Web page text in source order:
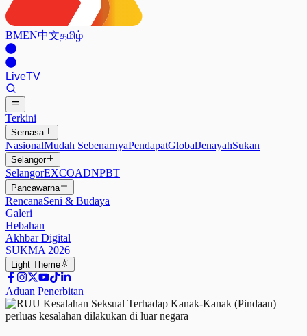
BMEN中文தமிழ்
LiveTV
Terkini
Semasa
NasionalMudah SebenarnyaPendapatGlobalJenayahSukan
Selangor
SelangorEXCOADNPBT
Pancawarna
RencanaSeni & Budaya
Galeri
Hebahan
Akhbar Digital
SUKMA 2026
Light Theme
Aduan Penerbitan